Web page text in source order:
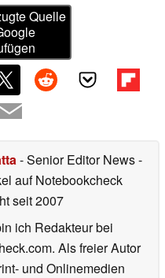
Quelle
- Senior Editor News-
auf Notebookcheck
seit 2007
ich Redakteur bei
Als freier Autor
und Onlinemedien